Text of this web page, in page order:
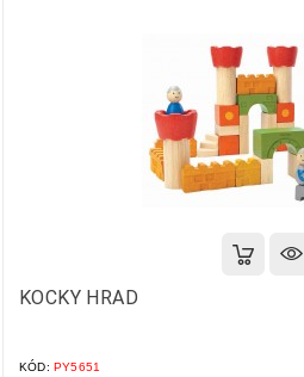
KOCKY HRAD
KÓD: PY5651